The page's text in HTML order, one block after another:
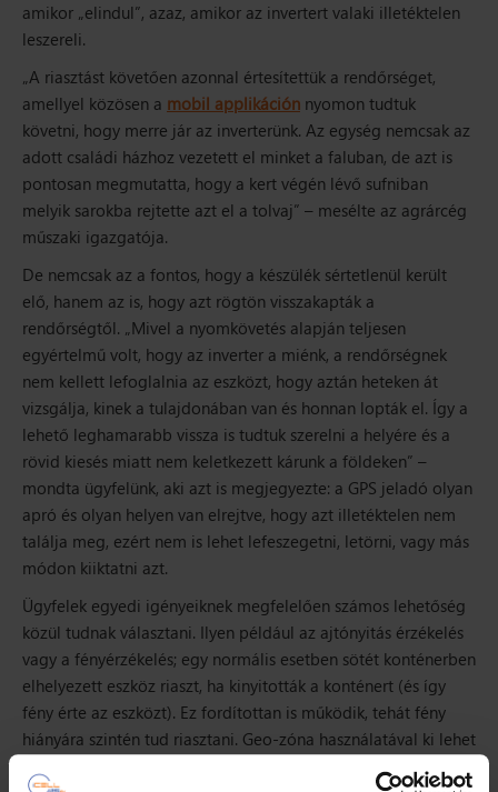
amikor „elindul”, azaz, amikor az invertert valaki illetéktelen
leszereli.
„A riasztást követően azonnal értesítettük a rendőrséget,
amellyel közösen a mobil applikáción nyomon tudtuk
követni, hogy merre jár az inverterünk. Az egység nemcsak az
adott családi házhoz vezetett el minket a faluban, de azt is
pontosan megmutatta, hogy a kert végén lévő sufniban
melyik sarokba rejtette azt el a tolvaj” – mesélte az agrárcég
műszaki igazgatója.
De nemcsak az a fontos, hogy a készülék sértetlenül került
elő, hanem az is, hogy azt rögtön visszakapták a
rendőrségtől. „Mivel a nyomkövetés alapján teljesen
egyértelmű volt, hogy az inverter a miénk, a rendőrségnek
nem kellett lefoglalnia az eszközt, hogy aztán heteken át
vizsgálja, kinek a tulajdonában van és honnan lopták el. Így a
lehető leghamarabb vissza is tudtuk szerelni a helyére és a
rövid kiesés miatt nem keletkezett kárunk a földeken” –
mondta ügyfelünk, aki azt is megjegyezte: a GPS jeladó olyan
apró és olyan helyen van elrejtve, hogy azt illetéktelen nem
találja meg, ezért nem is lehet lefeszegetni, letörni, vagy más
módon kiiktatni azt.
Ügyfelek egyedi igényeiknek megfelelően számos lehetőség
közül tudnak választani. Ilyen például az ajtónyitás érzékelés
vagy a fényérzékelés; egy normális esetben sötét konténerben
elhelyezett eszköz riaszt, ha kinyitották a konténert (és így
fény érte az eszközt). Ez fordítottan is működik, tehát fény
hiányára szintén tud riasztani. Geo-zóna használatával ki lehet
jelölni egy vagy több telephelyet és szeparálni lehet a tárgy